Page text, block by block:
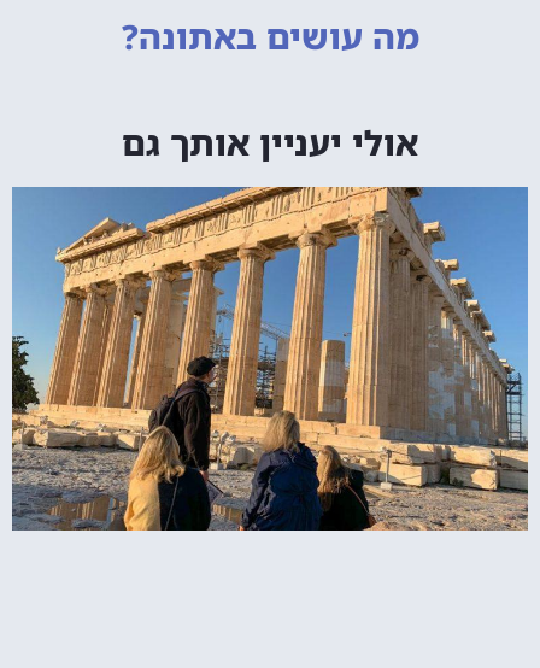
מה עושים באתונה?
אולי יעניין אותך גם